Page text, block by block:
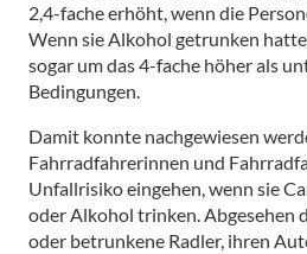
2,4-fache erhöht, wenn die
Wenn sie Alkohol getrunken
sogar um das 4-fache höher als
Bedingungen.
Damit konnte nachgewiesen
Fahrradfahrerinnen und
Unfallrisiko eingehen, wenn sie
oder Alkohol trinken. Abgesehen
oder betrunkene Radler, ihren